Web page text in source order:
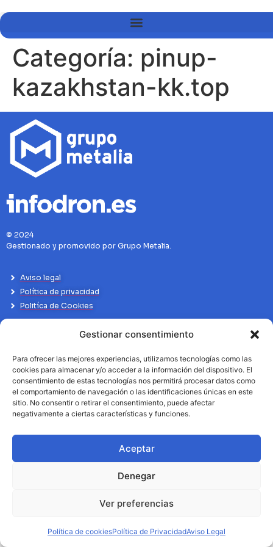
Gestionar consentimiento
Para ofrecer las mejores experiencias, utilizamos tecnologías como las
cookies para almacenar y/o acceder a la información del dispositivo. El
consentimiento de estas tecnologías nos permitirá procesar datos como
el comportamiento de navegación o las identificaciones únicas en este
sitio. No consentir o retirar el consentimiento, puede afectar
negativamente a ciertas características y funciones.
Aceptar
Denegar
Ver preferencias
Política de cookiesPolítica de PrivacidadAviso Legal
Categoría: pinup-
kazakhstan-kk.top
© 2024
Gestionado y promovido por Grupo Metalia.
Aviso legal
Política de privacidad
Politíca de Cookies